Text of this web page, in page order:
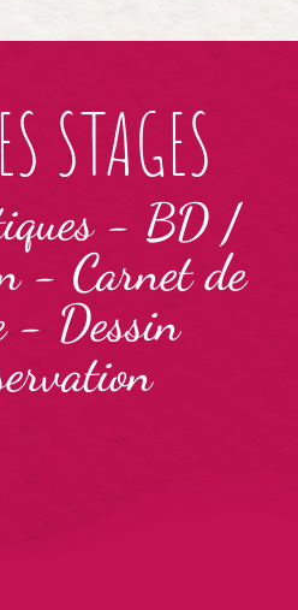
STAGES
- BD /
- Carnet de
- Dessin